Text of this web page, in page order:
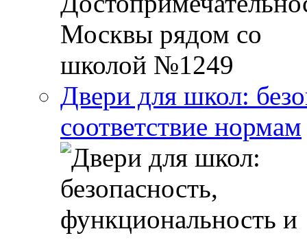
Двери для школ:
соответствие нормам